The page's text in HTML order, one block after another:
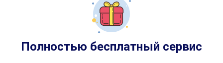
Полностью бесплатный сервис